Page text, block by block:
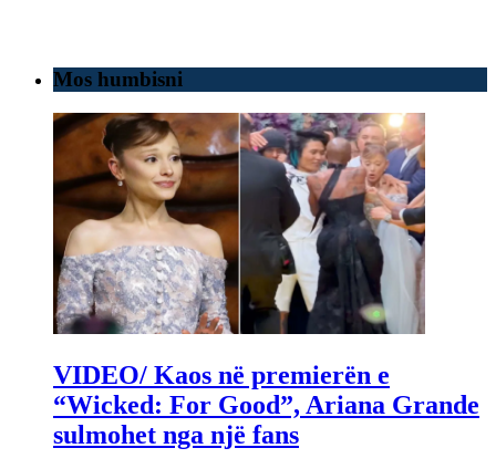
Mos humbisni
VIDEO/ Kaos në premierën e
“Wicked: For Good”, Ariana Grande
sulmohet nga një fans